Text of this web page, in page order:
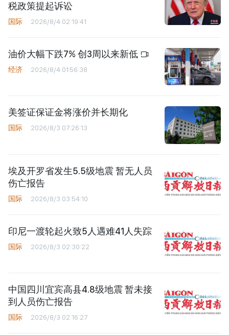
税政策提起诉讼
国际 2026/8/4 02:19:41
油价大幅下跌7% 创3周以来新低
经济 2026/8/4 01:56:38
美签证保证金将涨价并长期化
国际 2026/8/3 07:26:13
埃及开罗省发生5.5级地震 暂无人员
伤亡报告
国际 2026/8/3 03:54:10
印尼一渡轮起火致5人遇难41人失踪
国际 2026/8/3 02:30:22
中国四川宜宾高县4.8级地震 暂未接
到人员伤亡报告
国际 2026/8/3 02:16:27